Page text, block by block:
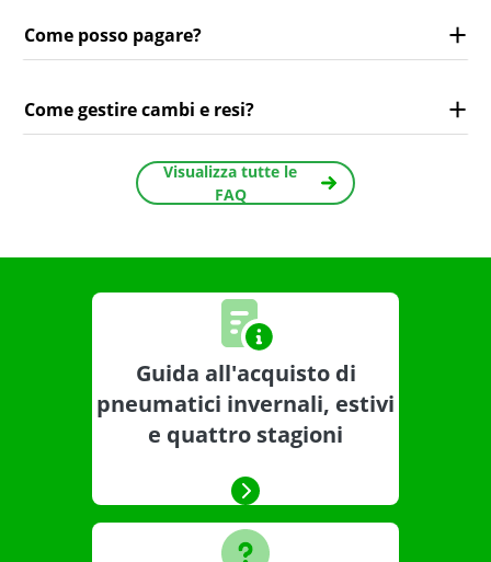
Come posso pagare?
Come gestire cambi e resi?
Visualizza tutte le
FAQ
Guida all'acquisto di
pneumatici invernali, estivi
e quattro stagioni